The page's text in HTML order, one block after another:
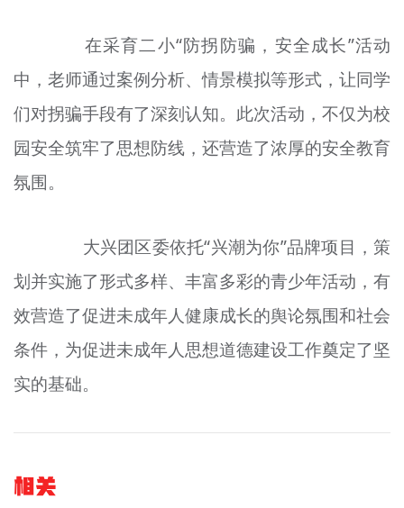
在采育二小“防拐防骗，安全成长”活动
中，老师通过案例分析、情景模拟等形式，让同学
们对拐骗手段有了深刻认知。此次活动，不仅为校
园安全筑牢了思想防线，还营造了浓厚的安全教育
氛围。
大兴团区委依托“兴潮为你”品牌项目，策
划并实施了形式多样、丰富多彩的青少年活动，有
效营造了促进未成年人健康成长的舆论氛围和社会
条件，为促进未成年人思想道德建设工作奠定了坚
实的基础。
相关